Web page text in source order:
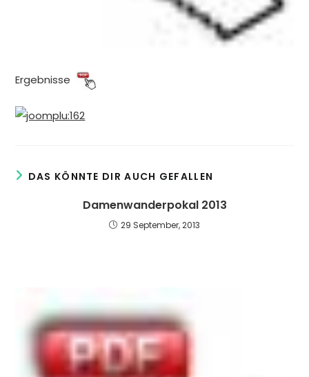
Ergebnisse
DAS KÖNNTE DIR AUCH GEFALLEN
Damenwanderpokal 2013
29 September, 2013